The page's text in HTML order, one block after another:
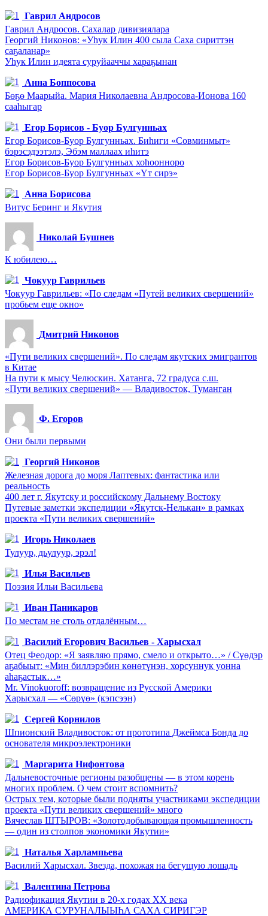
Гаврил Андросов
Гаврил Андросов. Сахалар дивизиялара
Георгий Никонов: «Уһук Илин 400 сыла Саха сириттэн
саҕаланар»
Уһук Илин идеята суруйааччы хараҕынан
Анна Боппосова
Бөҕө Маарыйа. Мария Николаевна Андросова-Ионова 160
сааһыгар
Егор Борисов - Буор Булгунньах
Егор Борисов-Буор Булгунньах. Биһиги «Совминмыт»
бэрэсэдээтэлэ, Эбэм маллаах иһитэ
Егор Борисов-Буор Булгунньах хоһоонноро
Егор Борисов-Буор Булгунньах «Үт сирэ»
Анна Борисова
Витус Беринг и Якутия
Николай Бушнев
К юбилею…
Чокуур Гаврильев
Чокуур Гаврильев: «По следам «Путей великих свершений»
пробьем еще окно»
Дмитрий Никонов
«Пути великих свершений». По следам якутских эмигрантов
в Китае
На пути к мысу Челюскин. Хатанга, 72 градуса с.ш.
«Пути великих свершений» — Владивосток, Туманган
Ф. Егоров
Они были первыми
Георгий Никонов
Железная дорога до моря Лаптевых: фантастика или
реальность
400 лет г. Якутску и российскому Дальнему Востоку
Путевые заметки экспедиции «Якутск-Нелькан» в рамках
проекта «Пути великих свершений»
Игорь Николаев
Тулуур, дьулуур, эрэл!
Илья Васильев
Поэзия Ильи Васильева
Иван Паникаров
По местам не столь отдалённым…
Василий Егорович Васильев - Харысхал
Отец Феодор: «Я заявляю прямо, смело и открыто…» / Сүөдэр
аҕабыыт: «Мин биллэрэбин көнөтүнэн, хорсуннук уонна
аһаҕастык…»
Mr. Vinokuoroff: возвращение из Русской Америки
Харысхал — «Сөрүө» (кэпсээн)
Сергей Корнилов
Шпионский Владивосток: от прототипа Джеймса Бонда до
основателя микроэлектроники
Маргарита Нифонтова
Дальневосточные регионы разобщены — в этом корень
многих проблем. О чем стоит вспомнить?
Острых тем, которые были подняты участниками экспедиции
проекта «Пути великих свершений» много
Вячеслав ШТЫРОВ: «Золотодобывающая промышленность
— один из столпов экономики Якутии»
Наталья Харлампьева
Василий Харысхал. Звезда, похожая на бегущую лошадь
Валентина Петрова
Радиофикация Якутии в 20-х годах ХХ века
АМЕРИКА СУРУНАЛЫЫҺА САХА СИРИГЭР